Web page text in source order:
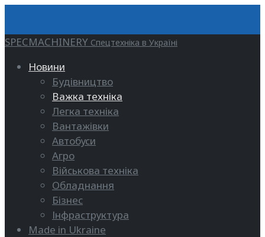
SPECMACHINERY Спецтехніка в Україні
Новини
Будівництво
Важка техніка
Легка техніка
Вантажівки
Автобуси
Агро
Військова техніка
Обладнання
Бізнес
Інфраструктура
Made in Ukraine